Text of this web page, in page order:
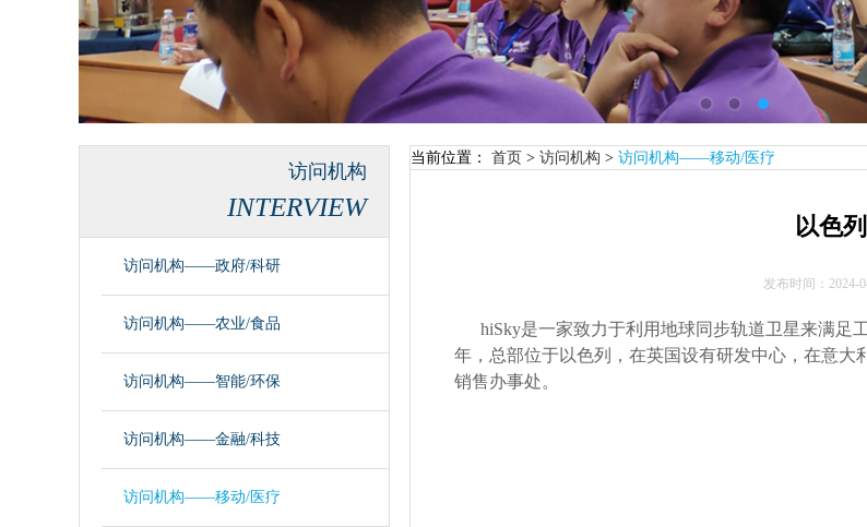
访问机构
INTERVIEW
访问机构——政府/科研
访问机构——农业/食品
访问机构——智能/环保
访问机构——金融/科技
访问机构——移动/医疗
当前位置： 首页 > 访问机构 > 访问机构——移动/医疗
以色
发布时间： 2024-
hiSky是一家致力于利用地球同步轨道卫星来满足
年，总部位于以色列，在英国设有研发中心，在意
销售办事处。